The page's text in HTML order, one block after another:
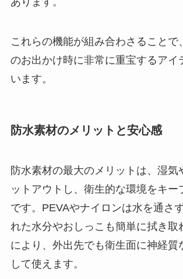
これらの機能が組み合わさることで
のお出かけ時に非常に重宝するアイ
います。
防水素材のメリットと安心感
防水素材の最大のメリットは、湿気
ットアウトし、衛生的な環境をキー
です。PEVAやナイロンは水を通さ
れた水分やおしっこも簡単に拭き取
により、外出先でも衛生面に神経質
して使えます。